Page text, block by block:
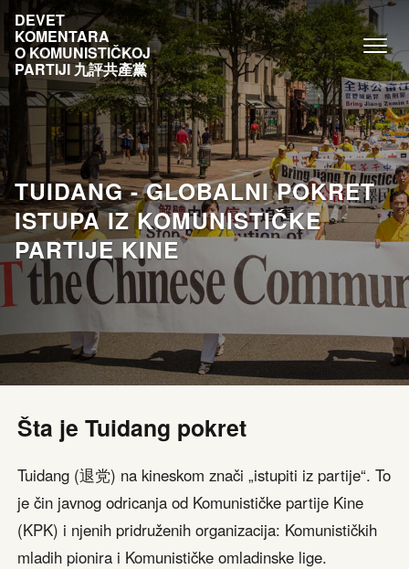
DEVET
KOMENTARA
O KOMUNISTIČKOJ
PARTIJI 九評共產黨
TUIDANG - GLOBALNI POKRET
ISTUPA IZ KOMUNISTIČKE
PARTIJE KINE
Šta je Tuidang pokret
Tuidang (退党) na kineskom znači „istupiti iz partije“. To
je čin javnog odricanja od Komunističke partije Kine
(KPK) i njenih pridruženih organizacija: Komunističkih
mladih pionira i Komunističke omladinske lige.